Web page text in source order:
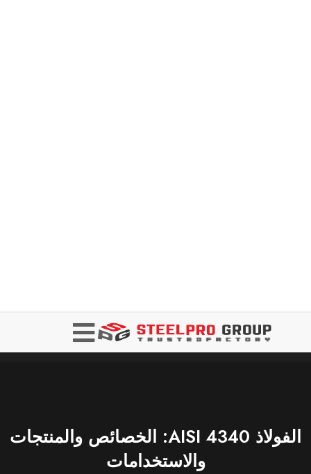
الفولاذ AISI 4340: الخصائص والمنتجات
والاستخدامات